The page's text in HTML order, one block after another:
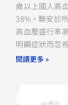
歲以上國人高
38%。聯安診
高血壓盛行率
明顯症狀而忽
閱讀更多 »